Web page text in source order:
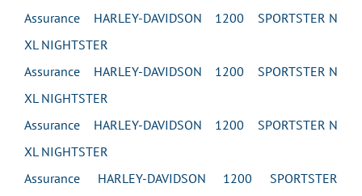
Assurance HARLEY-DAVIDSON 1200 SPORTSTER N
XL NIGHTSTER
Assurance HARLEY-DAVIDSON 1200 SPORTSTER N
XL NIGHTSTER
Assurance HARLEY-DAVIDSON 1200 SPORTSTER N
XL NIGHTSTER
Assurance HARLEY-DAVIDSON 1200 SPORTSTER